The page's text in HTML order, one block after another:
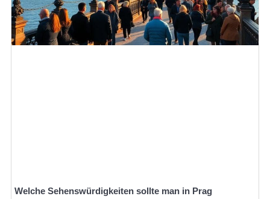
Welche Sehenswürdigkeiten sollte man in Prag